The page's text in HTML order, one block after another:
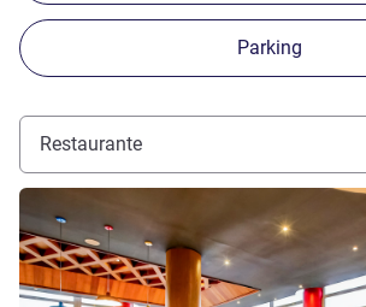
Parking
Restaurante
Más información